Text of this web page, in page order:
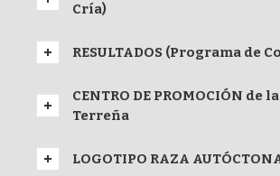
Cría)
RESULTADOS (Programa de
CENTRO DE PROMOCIÓN de
Terreña
LOGOTIPO RAZA